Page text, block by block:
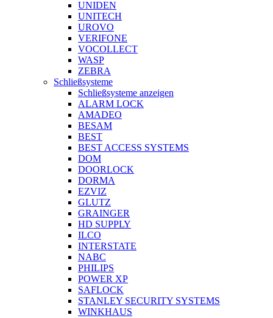
UNIDEN
UNITECH
UROVO
VERIFONE
VOCOLLECT
WASP
ZEBRA
Schließsysteme
Schließsysteme anzeigen
ALARM LOCK
AMADEO
BESAM
BEST
BEST ACCESS SYSTEMS
DOM
DOORLOCK
DORMA
EZVIZ
GLUTZ
GRAINGER
HD SUPPLY
ILCO
INTERSTATE
NABC
PHILIPS
POWER XP
SAFLOCK
STANLEY SECURITY SYSTEMS
WINKHAUS